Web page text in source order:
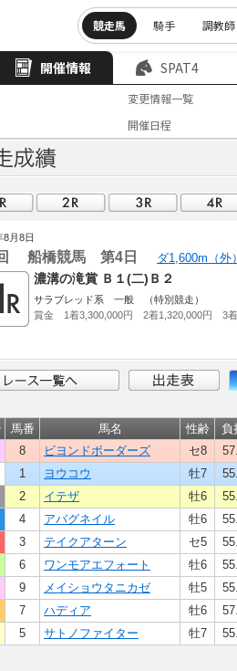
競走馬 騎手 調教師
開催情報 SPAT4
変更情報一覧
開催日程
8月8日
船橋競馬 第4日 ダ1,600m（外
濃溝の滝賞 Ｂ１(二)Ｂ２
サラブレッド系 一般 （特別競走）
賞金 1着3,300,000円 2着1,320,000円 3
馬番 馬名 性齢
負
8 ビヨンドボーダーズ セ8
1 ヨウコウ 牡7
2 イテザ 牡6
4 アバグネイル 牡6
3 テイクアターン セ5
6 ワンモアエフォート 牡6
9 メイショウタニカゼ 牡5
7 ハディア 牡6
5 サトノファイター 牡7